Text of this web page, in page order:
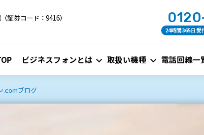
証券コード：9416）
24時間365日受
ビジネスフォンとは 取扱い機種 電話回線一
.comブログ